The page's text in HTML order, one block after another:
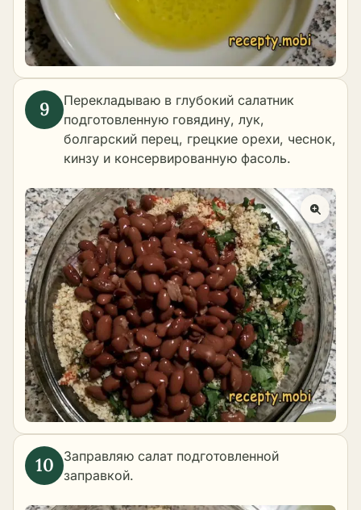
Перекладываю в глубокий салатник
подготовленную говядину, лук,
болгарский перец, грецкие орехи, чеснок,
кинзу и консервированную фасоль.
Заправляю салат подготовленной
заправкой.